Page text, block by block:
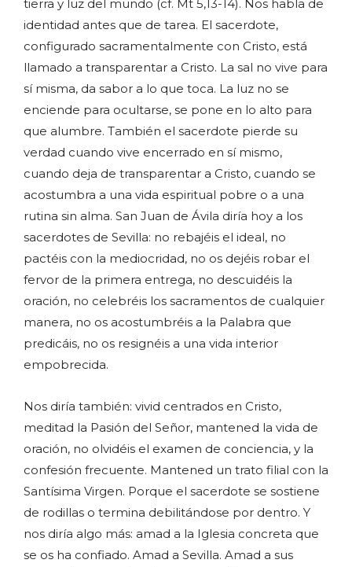
tierra y luz del mundo (cf. Mt 5,13-14). Nos habla de
identidad antes que de tarea. El sacerdote,
configurado sacramentalmente con Cristo, está
llamado a transparentar a Cristo. La sal no vive para
sí misma, da sabor a lo que toca. La luz no se
enciende para ocultarse, se pone en lo alto para
que alumbre. También el sacerdote pierde su
verdad cuando vive encerrado en sí mismo,
cuando deja de transparentar a Cristo, cuando se
acostumbra a una vida espiritual pobre o a una
rutina sin alma. San Juan de Ávila diría hoy a los
sacerdotes de Sevilla: no rebajéis el ideal, no
pactéis con la mediocridad, no os dejéis robar el
fervor de la primera entrega, no descuidéis la
oración, no celebréis los sacramentos de cualquier
manera, no os acostumbréis a la Palabra que
predicáis, no os resignéis a una vida interior
empobrecida.
Nos diría también: vivid centrados en Cristo,
meditad la Pasión del Señor, mantened la vida de
oración, no olvidéis el examen de conciencia, y la
confesión frecuente. Mantened un trato filial con la
Santísima Virgen. Porque el sacerdote se sostiene
de rodillas o termina debilitándose por dentro. Y
nos diría algo más: amad a la Iglesia concreta que
se os ha confiado. Amad a Sevilla. Amad a sus